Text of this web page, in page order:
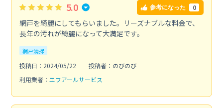
5.0 参考になった 0
網戸を綺麗にしてもらいました。リーズナブルな料金で、
長年の汚れが綺麗になって大満足です。
網戸清掃
投稿日：2024/05/22
投稿者：のびのび
利用業者： エフアールサービス